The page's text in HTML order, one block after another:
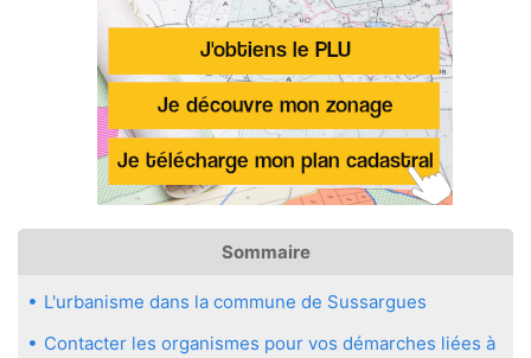
Sommaire
L'urbanisme dans la commune de Sussargues
Contacter les organismes pour vos démarches liées à